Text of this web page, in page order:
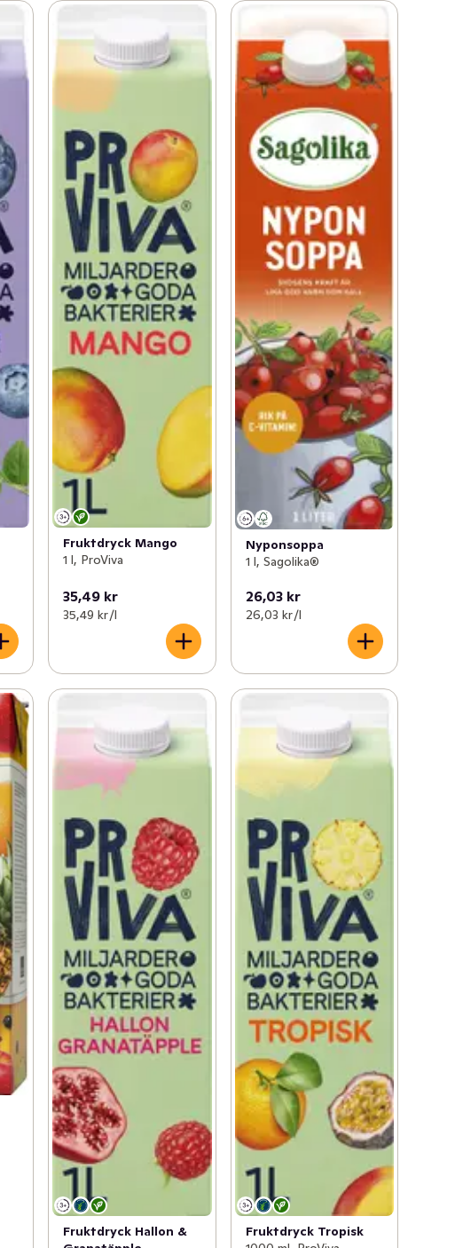
Fruktdryck Mango
1 l, ProViva
35,49 kr
35,49 kr /l
Nyponsoppa
1 l, Sagolika®
26,03 kr
26,03 kr /l
Fruktdryck Hallon &
Fruktdryck Tropisk